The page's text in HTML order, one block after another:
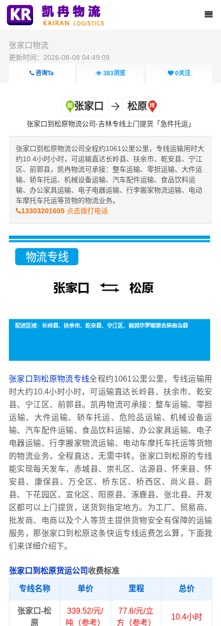
张家口物流
更新时间：2026-08-08 04:49:09
咨询Ta 383浏览 0关注
张家口 松原
张家口到松原物流公司-吉林专线上门提货「急件托运」
张家口到松原物流公司全程约1061公里公里，专线运输用时大
约10.4小时小时，可运输直达长岭县、扶余市、乾安县、宁江
区、前郭县，凯冉物流可承接：整车运输、零担运输、大件运
输、轿车托运、机械设备运输、汽车配件运输、食品饮料运
输、办公家具运输、电子电器运输、行李搬家物流运输、电动
车摩托车托运等货物的物流业务。
13303201605点击拨打电话
张家口到松原物流专线全程约1061公里公里，专线运输用
时大约10.4小时小时，可运输直达长岭县、扶余市、乾安
县、宁江区、前郭县。凯冉物流可承接：整车运输、零担
运输、大件运输、轿车托运、危险品运输、机械设备运
输、汽车配件运输、食品饮料运输、办公家具运输、电子
电器运输、行李搬家物流运输、电动车摩托车托运等货物
的物流业务，全程直达，无需中转。张家口到松原的专线
能实现每天发车，赤城县、崇礼区、沽源县、怀来县、怀
安县、康保县、万全区、桥东区、桥西区、尚义县、蔚
县、下花园区、宣化区、阳原县、涿鹿县、张北县、开发
区都可以上门提货，送货到指定地方。为工厂、贸易商、
批发商、电商以及个人等货主提供货物安全有保障的运输
服务，那张家口到松原这条快运专线运费怎么算，下面我
们来详细介绍下。
张家口到松原货运公司 收费标准
专线名称 单价 里程 总价
张家口-松
原
339.52/元/
吨（参考）
77.6/元/立
方（参考）
10.4小时